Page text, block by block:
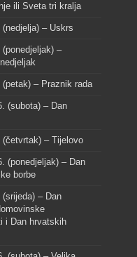
ili Sveta tri kralja
– Uskrs
–
(petak) – Praznik rada
(subota) – Dan
(četvrtak) – Tijelovo
(ponedjeljak) – Dan
borbe
– Dan
i Dan hrvatskih